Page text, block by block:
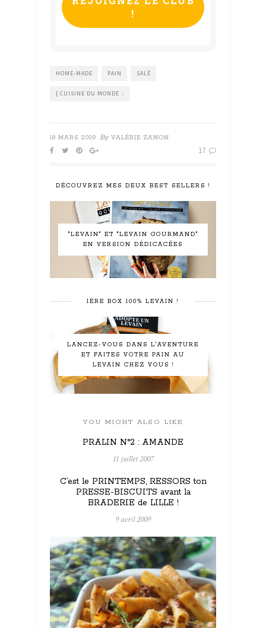
HOME-MADE PAIN SALÉ
{ CUISINE DU MONDE ::
18 MARS 2009 By VALÉRIE ZANON
17
DÉCOUVREZ MES DEUX BEST SELLERS !
"LEVAIN" ET "LEVAIN GOURMAND"
EN VERSION DÉDICACÉES
1ÈRE BOX 100% LEVAIN !
LANCEZ-VOUS DANS L'AVENTURE
ET FAITES VOTRE PAIN AU
LEVAIN CHEZ VOUS !
YOU MIGHT ALSO LIKE
PRALIN N°2 : AMANDE
11 juillet 2007
C’est le PRINTEMPS, RESSORS ton
PRESSE-BISCUITS avant la
BRADERIE de LILLE !
9 avril 2009